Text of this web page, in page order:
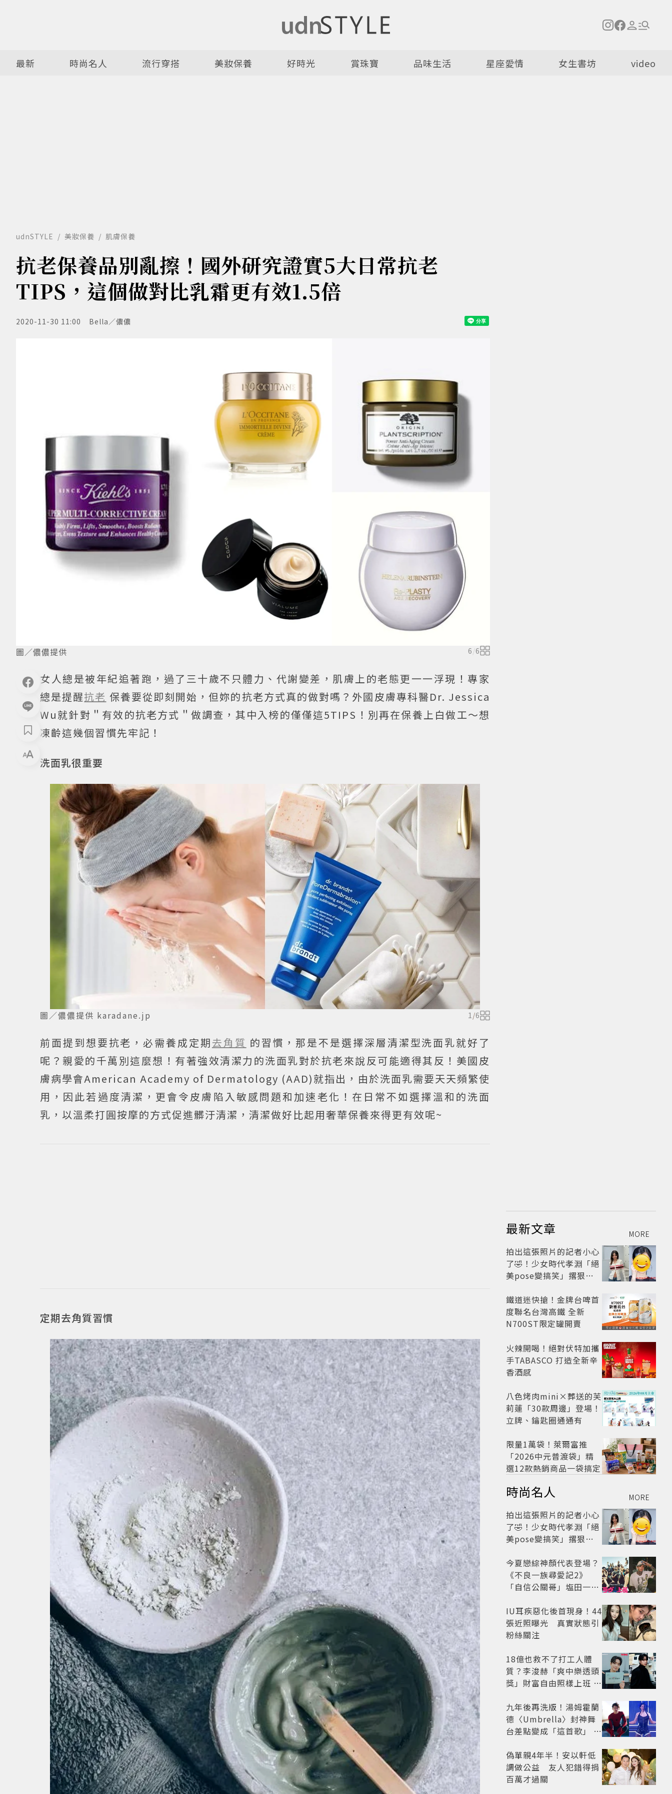
最新 時尚名人 流行穿搭 美妝保養 好時光 賞珠寶 品味生活 星座愛情 女生書坊 video
udnSTYLE 美妝保養 肌膚保養
抗老保養品別亂擦！國外研究證實5大日常抗老
TIPS，這個做對比乳霜更有效1.5倍
2020-11-30 11:00 Bella／儂儂
圖／儂儂提供 6/6
女人總是被年紀追著跑，過了三十歲不只體力、代謝變差，肌膚上的老態更一一浮現！專家
總是提醒抗老 保養要從即刻開始，但妳的抗老方式真的做對嗎？外國皮膚專科醫Dr. Jessica
Wu就針對＂有效的抗老方式＂做調查，其中入榜的僅僅這5TIPS！別再在保養上白做工～想
凍齡這幾個習慣先牢記！
洗面乳很重要
圖／儂儂提供 karadane.jp 1/6
前面提到想要抗老，必需養成定期去角質 的習慣，那是不是選擇深層清潔型洗面乳就好了
呢？親愛的千萬別這麼想！有著強效清潔力的洗面乳對於抗老來說反可能適得其反！美國皮
膚病學會American Academy of Dermatology (AAD)就指出，由於洗面乳需要天天頻繁使
用，因此若過度清潔，更會令皮膚陷入敏感問題和加速老化！在日常不如選擇溫和的洗面
乳，以溫柔打圓按摩的方式促進髒汙清潔，清潔做好比起用奢華保養來得更有效呢~
定期去角質習慣
最新文章 MORE
拍出這張照片的記者小心
了🤣！少女時代孝淵「絕
美pose變搞笑」撂狠
鐵道迷快搶！金牌台啤首
度聯名台灣高鐵 全新
N700ST限定罐開賣
火辣開喝！絕對伏特加攜
手TABASCO 打造全新辛
香酒感
八色烤肉mini×葬送的芙
莉蓮「30款周邊」登場！
立牌、鑰匙圈通通有
限量1萬袋！萊爾富推
「2026中元普渡袋」精
選12款熱銷商品一袋搞定
時尚名人 MORE
拍出這張照片的記者小心
了🤣！少女時代孝淵「絕
美pose變搞笑」撂狠
今夏戀綜神顏代表登場？
《不良一族尋愛記2》
「自信公關哥」塩田一馬
老闆
IU耳疾惡化後首現身！44
張近照曝光 真實狀態引
粉絲關注
18億也救不了打工人體
質？李浚赫「爽中樂透頭
獎」財富自由照樣上班 西
九年後再洗版！湯姆霍蘭
德〈Umbrella〉封神舞
台差點變成「這首歌」 造
開
偽單親4年半！安以軒低
調做公益 友人犯錯得捐
百萬才過關